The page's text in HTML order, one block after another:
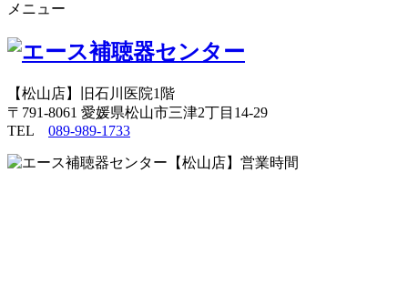
メニュー
【松山店】旧石川医院1階
〒791-8061 愛媛県松山市三津2丁目14-29
TEL 089-989-1733